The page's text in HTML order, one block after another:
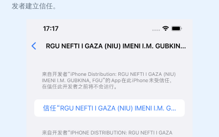
发者建立信任。